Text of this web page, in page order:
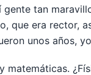
tan
que era rector,
unos años,